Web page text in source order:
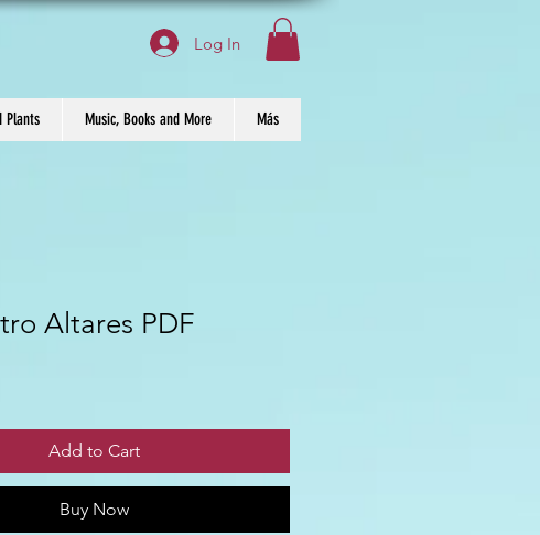
Log In
Plants Music, Books and More Más
Altares PDF
Add to Cart
Buy Now